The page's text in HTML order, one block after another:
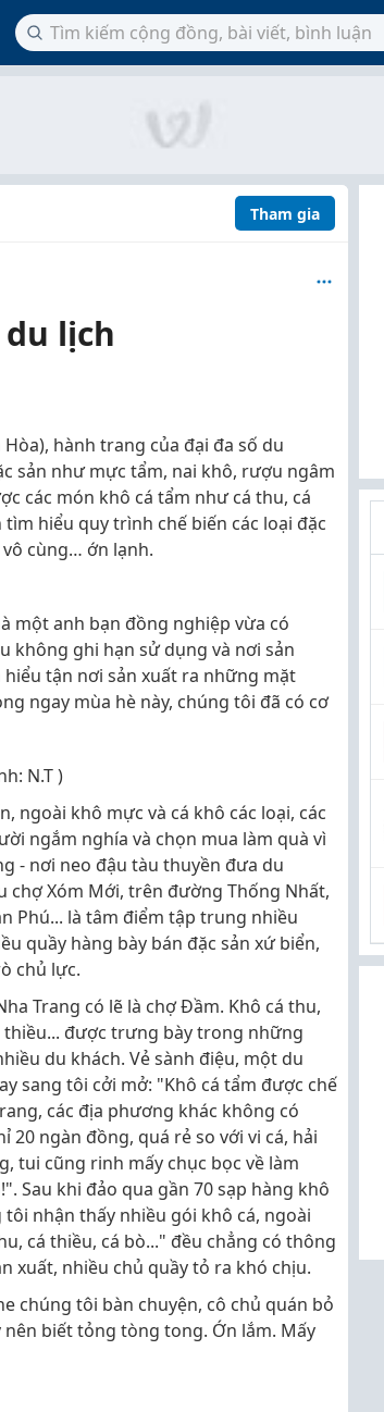
Tham gia
lịch
hành trang của đại đa số du
sản như mực tẩm, nai khô, rượu ngâm
các món khô cá tẩm như cá thu, cá
hiểu quy trình chế biến các loại đặc
cùng… ớn lạnh.
một anh bạn đồng nghiệp vừa có
không ghi hạn sử dụng và nơi sản
tận nơi sản xuất ra những mặt
ngay mùa hè này, chúng tôi đã có cơ
N.T )
ngoài khô mực và cá khô các loại, các
ngắm nghía và chọn mua làm quà vì
- nơi neo đậu tàu thuyền đưa du
chợ Xóm Mới, trên đường Thống Nhất,
Phú... là tâm điểm tập trung nhiều
quầy hàng bày bán đặc sản xứ biển,
chủ lực.
Trang có lẽ là chợ Đầm. Khô cá thu,
thiều... được trưng bày trong những
du khách. Vẻ sành điệu, một du
sang tôi cởi mở: "Khô cá tẩm được chế
các địa phương khác không có
20 ngàn đồng, quá rẻ so với vi cá, hải
tui cũng rinh mấy chục bọc về làm
Sau khi đảo qua gần 70 sạp hàng khô
nhận thấy nhiều gói khô cá, ngoài
cá thiều, cá bò..." đều chẳng có thông
xuất, nhiều chủ quầy tỏ ra khó chịu.
chúng tôi bàn chuyện, cô chủ quán bỏ
biết tỏng tòng tong. Ớn lắm. Mấy